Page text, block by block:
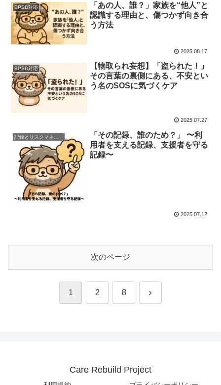
BPSD対応
「あの人、誰？」家族を“他人”と
認識する理由と、傷つかず向き合
う方法
2025.08.17
BPSD対応
【物取られ妄想】「盗られた！」
その言葉の裏側にある、不安とい
う名のSOSに気づくケア
2025.07.27
記録とリスクマネジメント
「その記録、誰のため？」 〜利
用者を支える記録、支援者を守る
記録〜
2025.07.12
次のページ
1 2 8 次
Care Rebuild Project